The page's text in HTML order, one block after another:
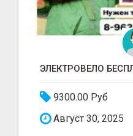
9300.00 Руб
Август 30, 2025